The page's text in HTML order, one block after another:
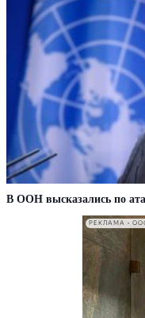
В ООН высказались по